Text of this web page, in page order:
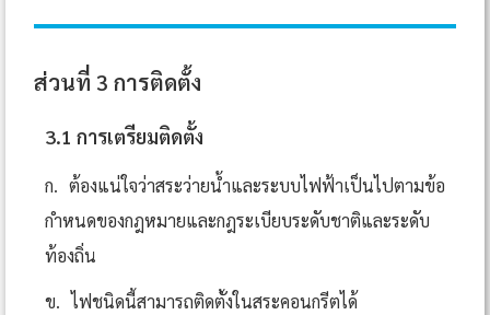
ส่วนที่ 3 การติดตั้ง
3.1 การเตรียมติดตั้ง
ก. ต้องแน่ใจว่าสระว่ายน้ำและระบบไฟฟ้าเป็นไปตามข้อ
กำหนดของกฎหมายและกฎระเบียบระดับชาติและระดับ
ท้องถิ่น
ข. ไฟชนิดนี้สามารถติดตั้งในสระคอนกรีตได้